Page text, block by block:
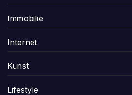
Immobilie
Internet
Kunst
Lifestyle